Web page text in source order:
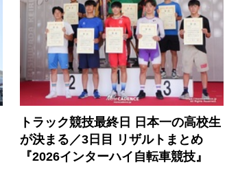
トラック競技最終日 日本一の高校生
が決まる／3日目 リザルトまとめ
『2026インターハイ自転車競技』